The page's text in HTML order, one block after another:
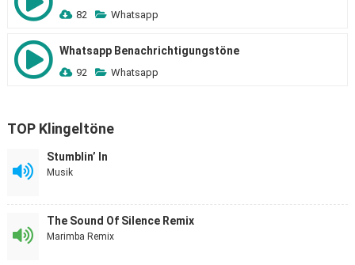
82 Whatsapp
Whatsapp Benachrichtigungstöne
92 Whatsapp
TOP Klingeltöne
Stumblin’ In
Musik
The Sound Of Silence Remix
Marimba Remix